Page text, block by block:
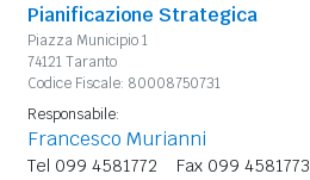
Pianificazione Strategica
Piazza Municipio 1
74121 Taranto
Codice Fiscale: 80008750731
Responsabile:
Francesco Murianni
Tel 099 4581772 Fax 099 4581773